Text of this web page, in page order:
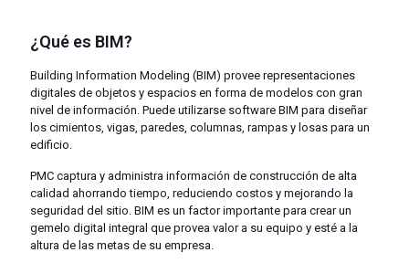
¿Qué es BIM?
Building Information Modeling (BIM) provee representaciones
digitales de objetos y espacios en forma de modelos con gran
nivel de información. Puede utilizarse software BIM para diseñar
los cimientos, vigas, paredes, col umnas, rampas y losas para un
edificio.
PMC captura y administra información de construcción de alta
calidad ahorrando tiempo, reduciendo costos y mejorando la
seguridad del sitio. BIM es un factorimportante para crearun
gemelo digital integral que provea valor a su equipo y esté a la
altura de las metas de su empresa.